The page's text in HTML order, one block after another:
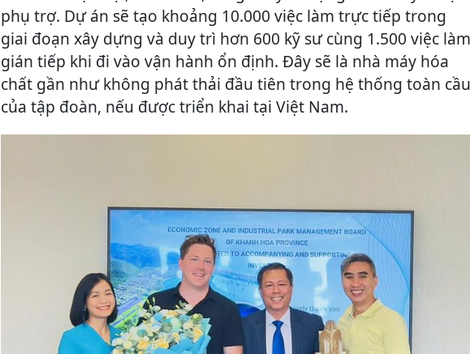
phụ trợ. Dự án sẽ tạo khoảng 10.000 việc làm trực tiếp trong
giai đoạn xây dựng và duy trì hơn 600 kỹ sư cùng 1.500 việc làm
gián tiếp khi đi vào vận hành ổn định. Đây sẽ là nhà máy hóa
chất gần như không phát thải đầu tiên trong hệ thống toàn cầu
của tập đoàn, nếu được triển khai tại Việt Nam.